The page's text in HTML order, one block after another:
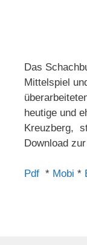
Das
Mittelspiel
heutige und
Kreuzberg,
Download
Pdf * Mobi *